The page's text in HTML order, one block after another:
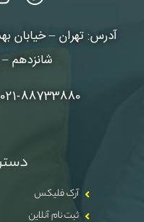
آدرس: تهران – خیابان
شانزدهم –
021-88733880 /// 021-88730621
آرک فلیکس
ثبت نام آنلاین